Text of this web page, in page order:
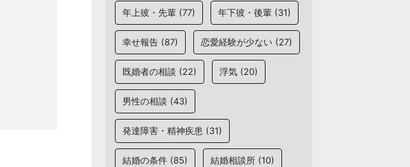
年上彼・先輩 (77) 年下彼・後輩 (31)
幸せ報告 (87) 恋愛経験が少ない (27)
既婚者の相談 (22) 浮気 (20)
男性の相談 (43)
発達障害・精神疾患 (31)
結婚の条件 (85) 結婚相談所 (10)